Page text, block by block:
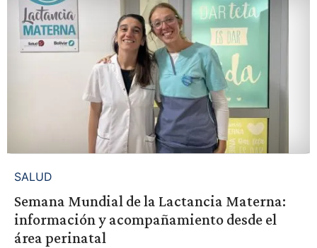
SALUD
Semana Mundial de la Lactancia Materna:
información y acompañamiento desde el
área perinatal